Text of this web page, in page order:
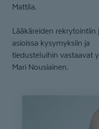
Mattila.
Lääkäreiden
asioissa kysymyksiin ja
tiedusteluihin vastaavat
Mari Nousiainen.